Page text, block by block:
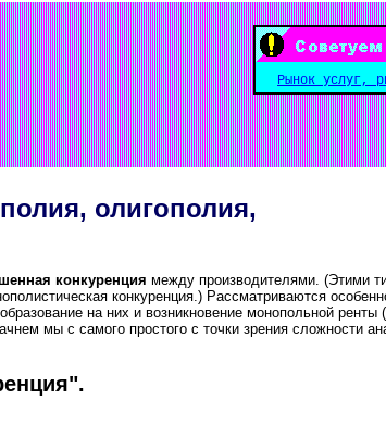
Рынок услуг,
олигополия,
конкуренция между производителями. (Этими
конкуренция.) Рассматриваются
на них и возникновение монопольной ренты
мы с самого простого с точки зрения сложности